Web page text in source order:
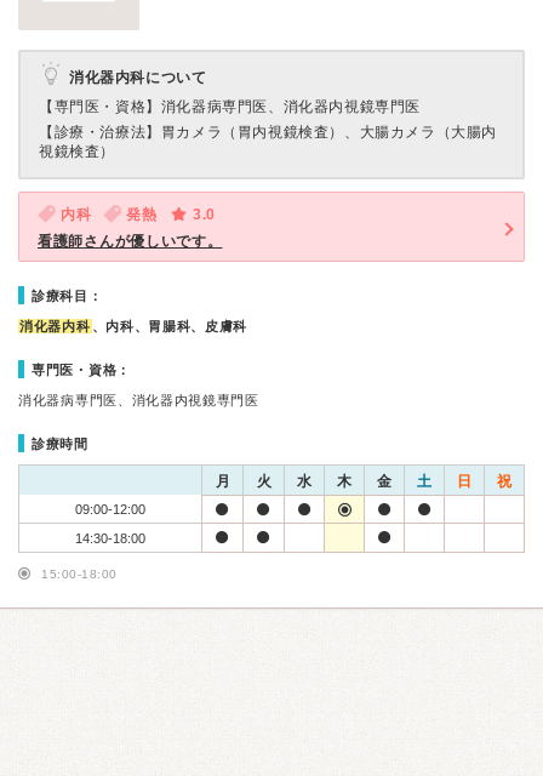
消化器内科について
【専門医・資格】 消化器病専門医、消化器内視鏡専門医
【診療・治療法】 胃カメラ（胃内視鏡検査）、大腸カメラ（大腸内
視鏡検査）
内科 発熱
3.0
看護師さんが優しいです。
診療科目：
消化器内科 、内科、胃腸科、皮膚科
専門医・資格：
消化器病専門医、消化器内視鏡専門医
診療時間
月 火 水 木 金 土 日 祝
09:00-12:00
14:30-18:00
15:00-18:00